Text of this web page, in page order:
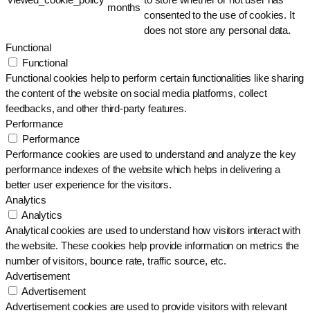
months
consented to the use of cookies. It
does not store any personal data.
Functional
Functional
Functional cookies help to perform certain functionalities like sharing
the content of the website on social media platforms, collect
feedbacks, and other third-party features.
Performance
Performance
Performance cookies are used to understand and analyze the key
performance indexes of the website which helps in delivering a
better user experience for the visitors.
Analytics
Analytics
Analytical cookies are used to understand how visitors interact with
the website. These cookies help provide information on metrics the
number of visitors, bounce rate, traffic source, etc.
Advertisement
Advertisement
Advertisement cookies are used to provide visitors with relevant